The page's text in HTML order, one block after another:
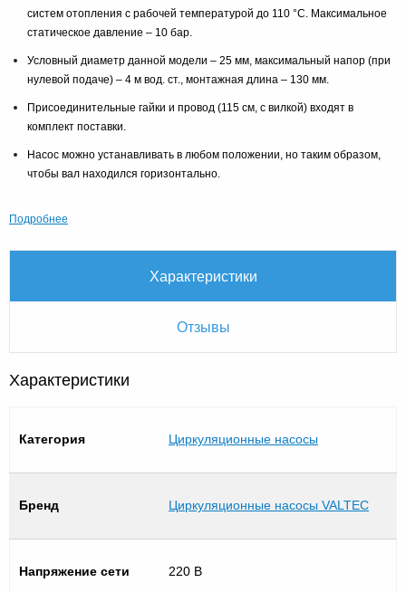
систем отопления с рабочей температурой до 110 °C. Максимальное
статическое давление – 10 бар.
Условный диаметр данной модели – 25 мм, максимальный напор (при
нулевой подаче) – 4 м вод. ст., монтажная длина – 130 мм.
Присоединительные гайки и провод (115 см, с вилкой) входят в
комплект поставки.
Насос можно устанавливать в любом положении, но таким образом,
чтобы вал находился горизонтально.
Подробнее
Характеристики
Отзывы
Характеристики
Категория Циркуляционные насосы
Бренд Циркуляционные насосы VALTEC
Напряжение сети 220 В